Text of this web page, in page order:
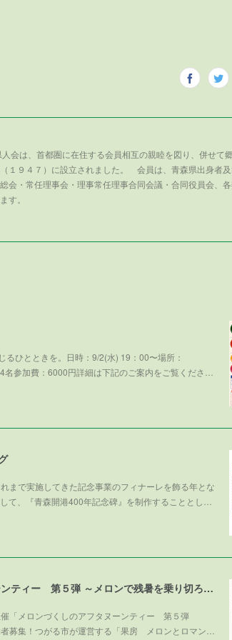
会は、首都圏に在住する会員相互の親睦を図り、併せて
１９４７）に設立されました。 会員は、青森県出身者
会・常任理事会・理事常任理事合同会議・合同役員会、
す。
ひとときを。日時：9/2(水) 19：00〜場所：
参加費：6000円詳細は下記のご案内をご覧くださ…
まで実施してきた記念事業のフィナーレを飾る年とな
、『青森開港400年記念碑』を制作することとし…
企画委員会主催「メロンづくしのアフタヌーンティー 第５弾 ～メロンで残暑を乗り切ろう～」参加者募集！
「メロンづくしのアフタヌーンティー 第５弾
募集！つがる市が運営する「果房 メロンとロマン…